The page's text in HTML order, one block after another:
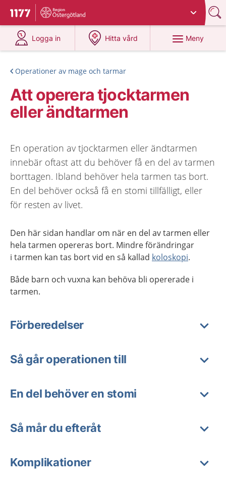
Till startsidan för 1177
Du har valt region
Logga in
på 1177.se
Hitta vård
på 1177.se
Meny
Operationer av mage och tarmar
Att operera tjocktarmen
eller ändtarmen
En operation av tjocktarmen eller ändtarmen
innebär oftast att du behöver få en del av tarmen
borttagen. Ibland behöver hela tarmen tas bort.
En del behöver också få en stomi tillfälligt, eller
för resten av livet.
Den här sidan handlar om när en del av tarmen eller
hela tarmen opereras bort. Mindre förändringar
i tarmen kan tas bort vid en så kallad koloskopi.
Både barn och vuxna kan behöva bli opererade i
tarmen.
Förberedelser
Så går operationen till
En del behöver en stomi
Så mår du efteråt
Komplikationer